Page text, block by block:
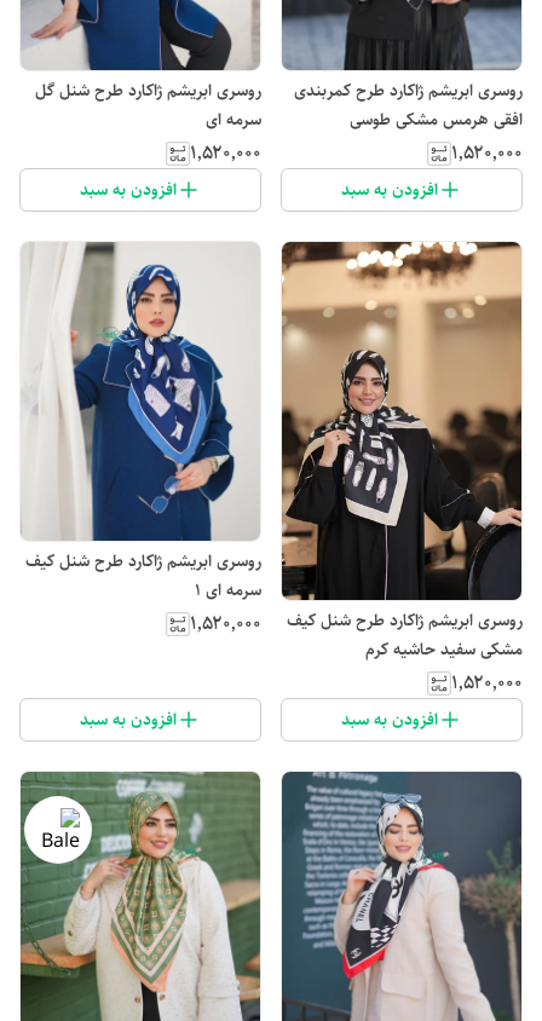
روسری ابریشم ژاکارد طرح کمربندی
افقی هرمس مشکی طوسی
۱٬۵۲۰٬۰۰۰
افزودن به سبد
روسری ابریشم ژاکارد طرح شنل گل
سرمه ای
۱٬۵۲۰٬۰۰۰
افزودن به سبد
روسری ابریشم ژاکارد طرح شنل کیف
مشکی سفید حاشیه کرم
۱٬۵۲۰٬۰۰۰
افزودن به سبد
روسری ابریشم ژاکارد طرح شنل کیف
سرمه ای 1
۱٬۵۲۰٬۰۰۰
افزودن به سبد